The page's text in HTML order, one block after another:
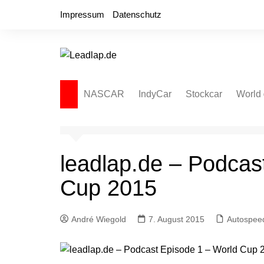
Impressum Datenschutz
NASCAR
NASCAR Truck Series
NASCAR Regional
NASCAR Euro Series
NASCAR Brasil Series
NASCAR Mexico Series
IndyCar Stockcar World
leadlap.de –
Cup 2015
André Wiegold 7. August 2015